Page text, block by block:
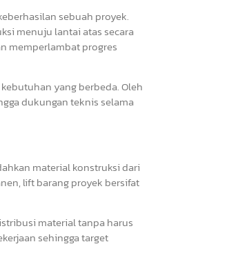
sebuah proyek.
menuju lantai atas secara
memperlambat progres
yang berbeda. Oleh
dukungan teknis selama
material konstruksi dari
lift barang proyek bersifat
material tanpa harus
sehingga target